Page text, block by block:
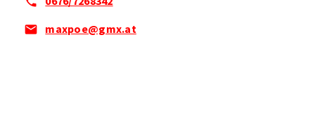
maxpoe@gmx.at